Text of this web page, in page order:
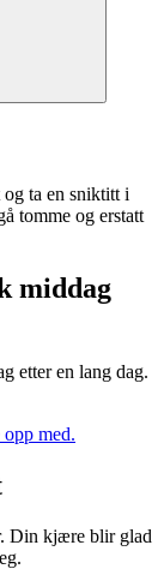
og ta en sniktitt i
tomme og erstatt
middag
etter en lang dag.
med.
Din kjære blir glad